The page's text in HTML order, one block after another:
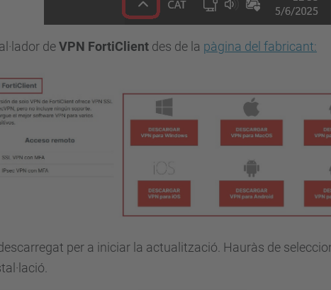
deVPN FortiClient des de la pàgina del fabricant:
per a iniciar la actualització. Hauràs de